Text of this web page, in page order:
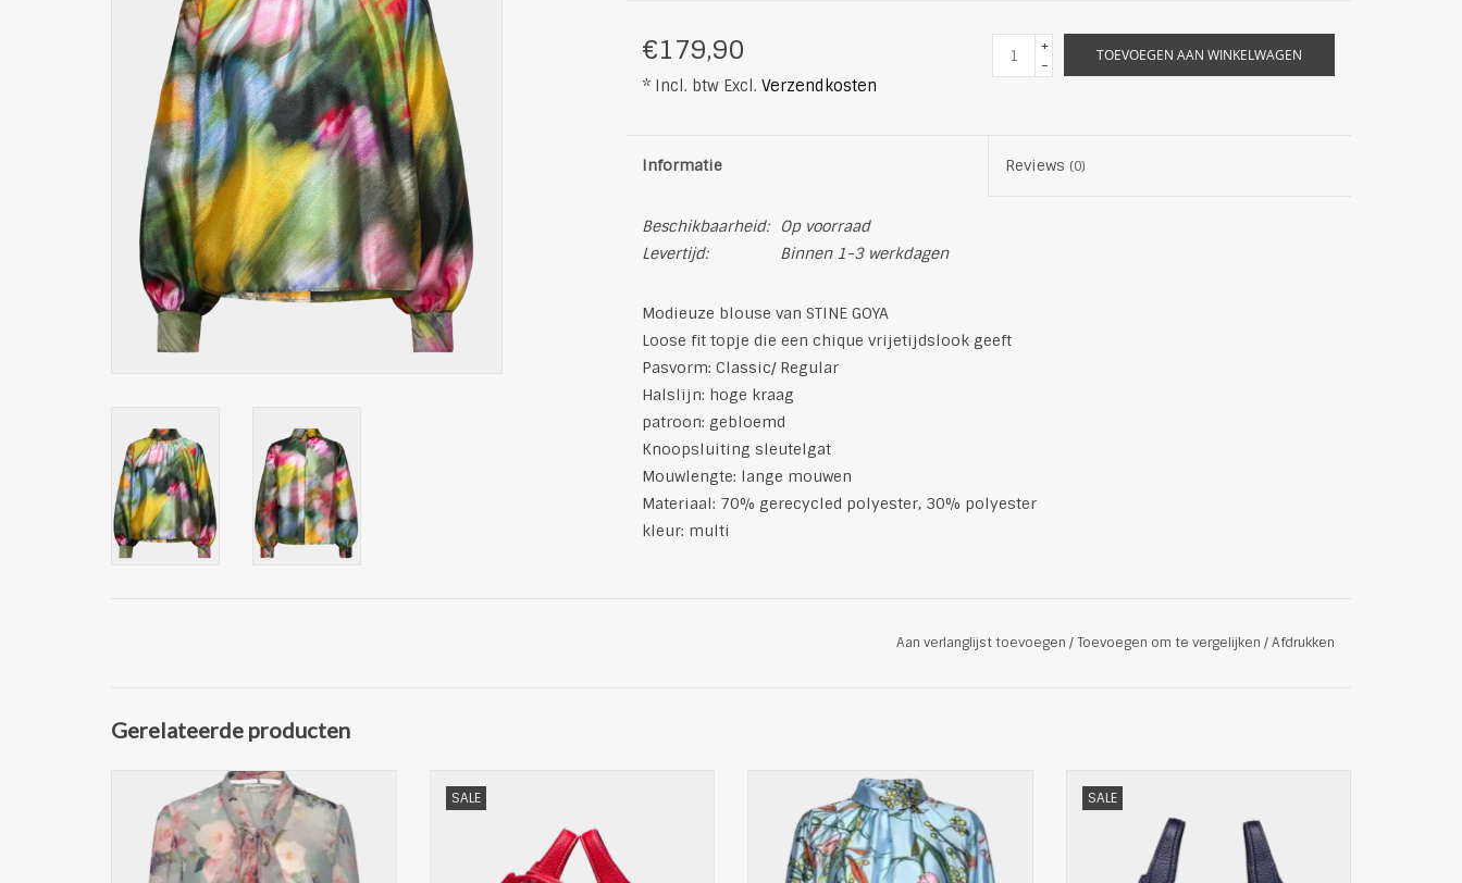
€179,90
* Incl. btw Excl. Verzendkosten
+
-
TOEVOEGEN AAN WINKELWAGEN
Informatie Reviews (0)
Beschikbaarheid:
Op voorraad
Levertijd:
Binnen 1-3 werkdagen
Modieuze blouse van STINE GOYA
Loose fit topje die een chique vrijetijdslook geeft
Pasvorm: Classic/ Regular
Halslijn: hoge kraag
patroon: gebloemd
Knoopsluiting sleutelgat
Mouwlengte: lange mouwen
Materiaal: 70% gerecycled polyester, 30% polyester
kleur: multi
Aan verlanglijst toevoegen /Toevoegen om te vergelijken /Afdrukken
Gerelateerde producten
Modieuze blouse van Ida Sjöstedt
Loose fit topje die een chique
vrijetijdslook geeft
De Meghan blouse van Ida Sjöstedt is
een mooi en vrouwelijk stuk. Het heeft
SALE
Deze Polo Ralph Lauren draagtas is een
stijlvol en praktisch accessoire. Het heeft
een ruim interieur, een ritssluiting aan de
Modieuze blouse van STINE GOYA
Loose fit topje die een chique
vrijetijdslook geeft
Pasvorm: Classic/ Regular
Halslijn: hoge kraag
SALE
Deze Polo Ralph Lauren draagtas is een
stijlvol en praktisch accessoire. Het heeft
een ruim interieur, een ritssluiting aan de